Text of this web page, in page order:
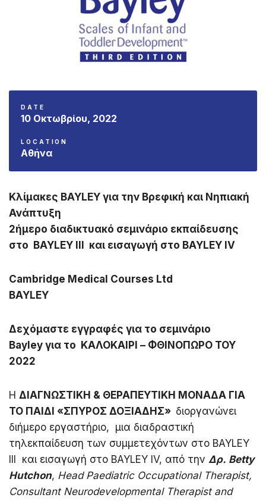
DATE
10 Οκτωβρίου, 2022
LOCATION
Αθήνα
Κλίμακες BAYLEY για την Βρεφική και Νηπιακή
Ανάπτυξη
2ήμερο διαδικτυακό σεμινάριο εκπαίδευσης
στο BAYLEY III και εισαγωγή στο ΒAYLEY IV
Cambridge Medical Courses Ltd
BAYLEY
Δεχόμαστε εγγραφές για το σεμινάριο
Bayley για το ΚΑΛΟΚΑΙΡΙ – ΦΘΙΝΟΠΩΡΟ ΤΟΥ
2022
Η ΔΙΑΓΝΩΣΤΙΚΗ & ΘΕΡΑΠΕΥΤΙΚΗ ΜΟΝΑΔΑ ΓΙΑ
ΤΟ ΠΑΙΔΙ «ΣΠΥΡΟΣ ΔΟΞΙΑΔΗΣ» διοργανώνει
διήμερο εργαστήριο, μια διαδραστική
τηλεκπαίδευση των συμμετεχόντων στο BAYLEY
III και εισαγωγή στο ΒAYLEY IV, από την Δρ. Betty
Hutchon, Head Paediatric Occupational Therapist,
Consultant Neurodevelopmental Therapist and